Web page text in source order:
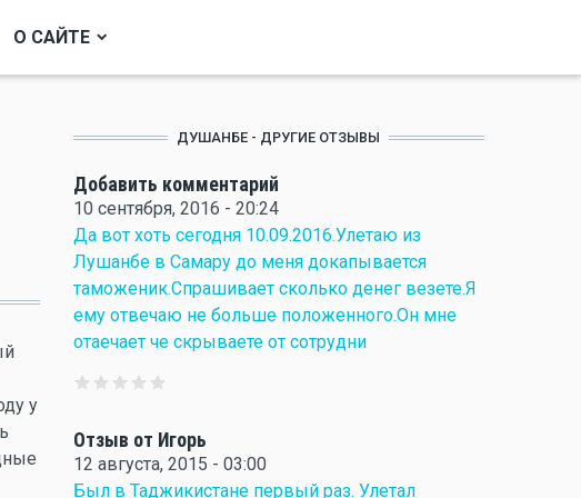
О САЙТЕ
у
ДУШАНБЕ - ДРУГИЕ ОТЗЫВЫ
Добавить комментарий
10 сентября, 2016 - 20:24
Да вот хоть сегодня 10.09.2016.Улетаю из
Лушанбе в Самару до меня докапывается
таможеник.Спрашивает сколько денег везете.Я
ему отвечаю не больше положенного.Он мне
отаечает че скрываете от сотрудни
Отзыв от Игорь
12 августа, 2015 - 03:00
Был в Таджикистане первый раз. Улетал